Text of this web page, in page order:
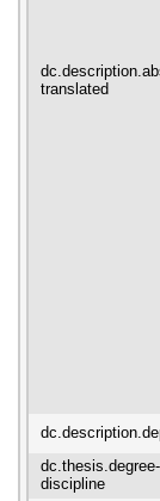
translated
dc.thesis.degree-
discipline